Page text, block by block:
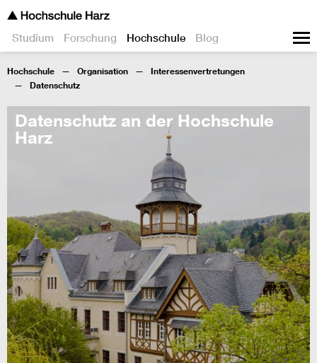
Studium Forschung Hochschule Blog
Hochschule Organisation
Interessenvertretungen
Datenschutz
Datenschutz an der Hochschule
Harz